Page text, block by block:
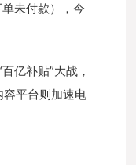
未付款），今
亿补贴”大战，
平台则加速电